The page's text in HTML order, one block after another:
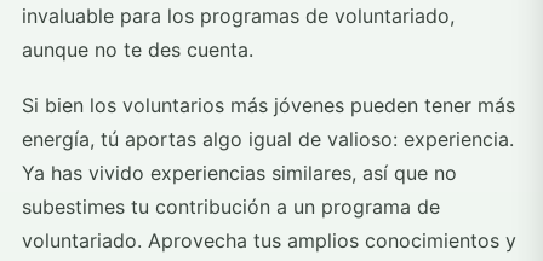
invaluable para los programas de voluntariado,
aunque no te des cuenta.
Si bien los voluntarios más jóvenes pueden tener más
energía, tú aportas algo igual de valioso: experiencia.
Ya has vivido experiencias similares, así que no
subestimes tu contribución a un programa de
voluntariado. Aprovecha tus amplios conocimientos y